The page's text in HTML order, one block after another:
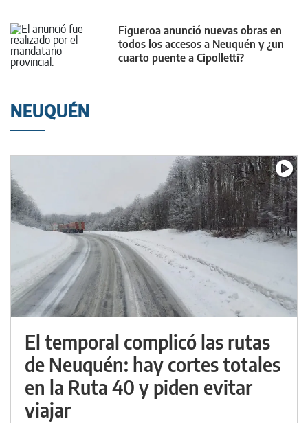
Figueroa anunció nuevas obras en
todos los accesos a Neuquén y ¿un
cuarto puente a Cipolletti?
NEUQUÉN
El temporal complicó las rutas
de Neuquén: hay cortes totales
en la Ruta 40 y piden evitar
viajar